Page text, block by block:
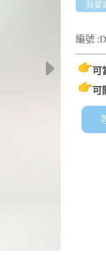
我要
編號
可
可